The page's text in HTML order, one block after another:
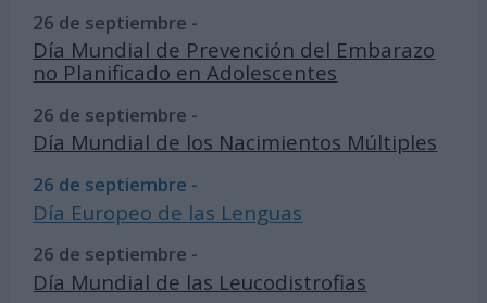
26 de septiembre -
Día Mundial de Prevención del Embarazo
no Planificado en Adolescentes
26 de septiembre -
Día Mundial de los Nacimientos Múltiples
26 de septiembre -
Día Europeo de las Lenguas
26 de septiembre -
Día Mundial de las Leucodistrofias